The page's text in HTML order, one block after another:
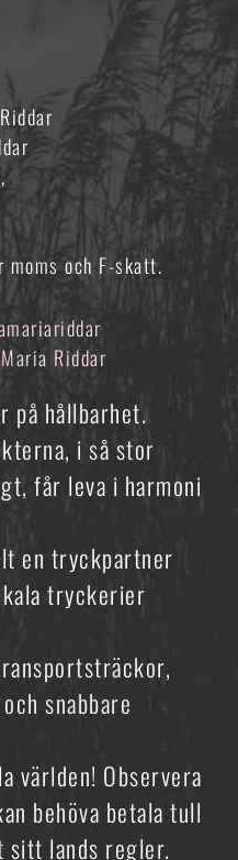
och F-skatt.
Riddar
på hållbarhet.
i så stor
får leva i harmoni
en tryckpartner
tryckerier
snabbare
världen! Observera
behöva betala tull
lands regler.